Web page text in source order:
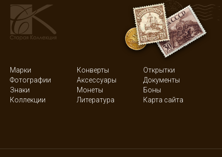
Марки Конверты
Открытки
Фотографии
Аксессуары
Документы
Знаки
Монеты
Боны
Коллекции
Литература Карта сайта